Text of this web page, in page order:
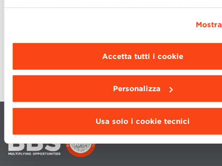
modificare le impostazioni di navigazione e
Accetta tutti i cookie
Personalizza
Usa solo i cookie tecnici